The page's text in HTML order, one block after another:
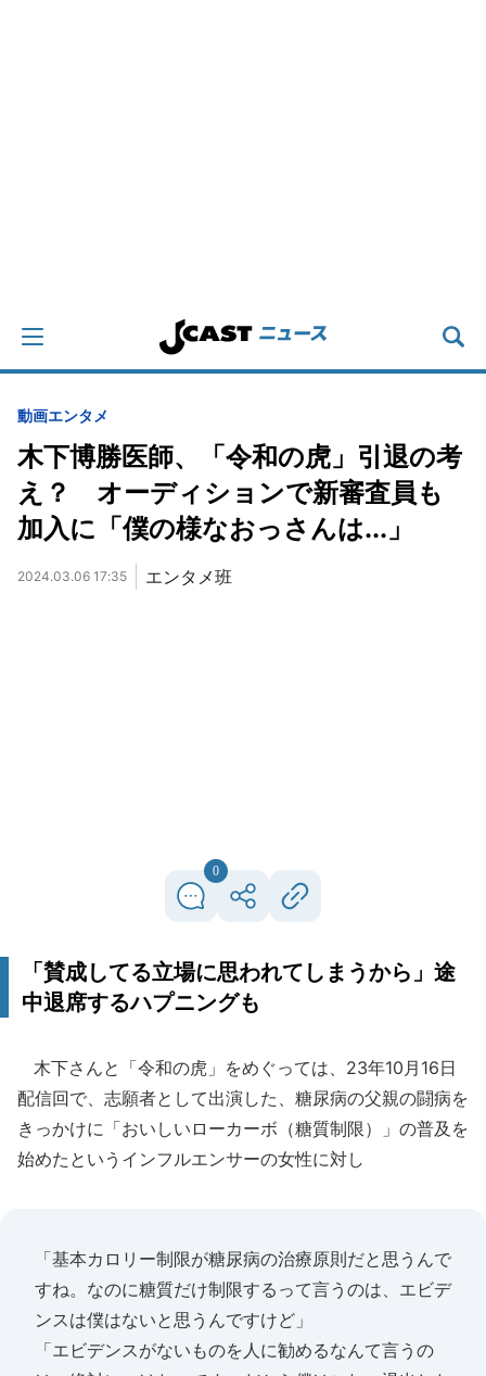
動画エンタメ
木下博勝医師、「令和の虎」引退の考
え？ オーディションで新審査員も
加入に「僕の様なおっさんは...」
2024.03.06 17:35 エンタメ班
0
「賛成してる立場に思われてしまうから」途
中退席するハプニングも
木下さんと「令和の虎」をめぐっては、23年10月16日
配信回で、志願者として出演した、糖尿病の父親の闘病を
きっかけに「おいしいローカーボ（糖質制限）」の普及を
始めたというインフルエンサーの女性に対し
「基本カロリー制限が糖尿病の治療原則だと思うんで
すね。なのに糖質だけ制限するって言うのは、エビデ
ンスは僕はないと思うんですけど」
「エビデンスがないものを人に勧めるなんて言うの